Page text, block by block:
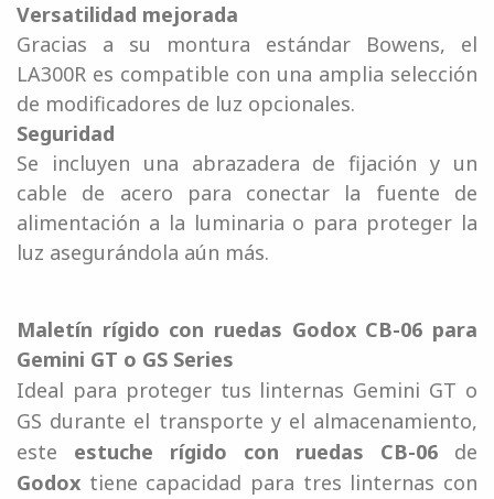
Versatilidad mejorada
Gracias a su montura estándar Bowens, el
LA300R es compatible con una amplia selección
de modificadores de luz opcionales.
Seguridad
Se incluyen una abrazadera de fijación y un
cable de acero para conectar la fuente de
alimentación a la luminaria o para proteger la
luz asegurándola aún más.
Maletín rígido con ruedas Godox CB-06 para
Gemini GT o GS Series
Ideal para proteger tus linternas Gemini GT o
GS durante el transporte y el almacenamiento,
este estuche rígido con ruedas CB-06 de
Godox tiene capacidad para tres linternas con